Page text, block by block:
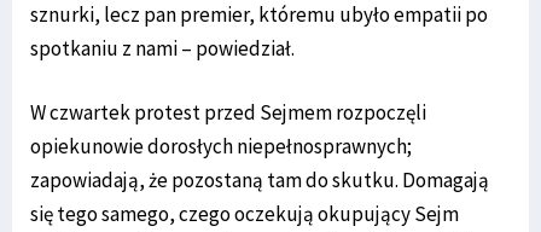
sznurki, lecz pan premier, któremu ubyło empatii po
spotkaniu z nami – powiedział.
W czwartek protest przed Sejmem rozpoczęli
opiekunowie dorosłych niepełnosprawnych;
zapowiadają, że pozostaną tam do skutku. Domagają
się tego samego, czego oczekują okupujący Sejm